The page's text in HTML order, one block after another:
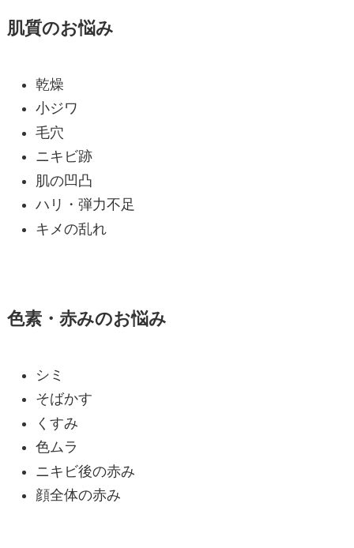
肌質のお悩み
乾燥
小ジワ
毛穴
ニキビ跡
肌の凹凸
ハリ・弾力不足
キメの乱れ
色素・赤みのお悩み
シミ
そばかす
くすみ
色ムラ
ニキビ後の赤み
顔全体の赤み